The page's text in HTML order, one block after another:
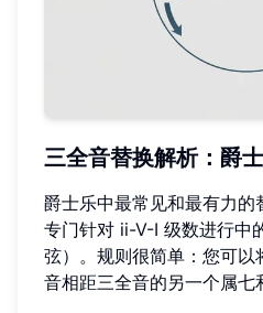
三全音替换解析：爵
爵士乐中最常见和最有力的
专门针对 ii-V-I 级数进行中
弦）。规则很简单：您可以
音相距三全音的另一个属七